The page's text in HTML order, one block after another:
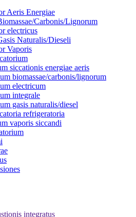
Aeris Energiae
Carbonis/Lignorum
electricus
Naturalis/Dieseli
Vaporis
siccationis energiae aeris
biomassae/carbonis/lignorum
electricum
integrale
gasis naturalis/diesel
refrigeratoria
vaporis siccandi